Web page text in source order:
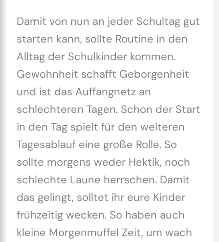
Damit von nun an jeder Schultag gut
starten kann, sollte Routine in den
Alltag der Schulkinder kommen.
Gewohnheit schafft Geborgenheit
und ist das Auffangnetz an
schlechteren Tagen. Schon der Start
in den Tag spielt für den weiteren
Tagesablauf eine große Rolle. So
sollte morgens weder Hektik, noch
schlechte Laune herrschen. Damit
das gelingt, solltet ihr eure Kinder
frühzeitig wecken. So haben auch
kleine Morgenmuffel Zeit, um wach